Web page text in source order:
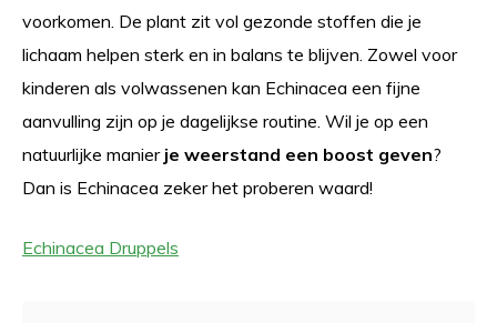
voorkomen. De plant zit vol gezonde stoffen die je
lichaam helpen sterk en in balans te blijven. Zowel voor
kinderen als volwassenen kan Echinacea een fijne
aanvulling zijn op je dagelijkse routine. Wil je op een
natuurlijke manier je weerstand een boost geven?
Dan is Echinacea zeker het proberen waard!
Echinacea Druppels